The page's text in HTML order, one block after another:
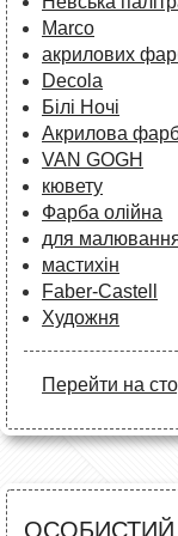
Marco
акрилових
Decola
Білі Ночі
Акрилова
VAN GOGH
кювету
Фарба олійна
для
мастихін
Faber-Castell
Художня
Перейти на
ОСОБИСТИЙ